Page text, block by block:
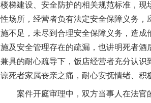
楼梯建设、安全防护的相关规范标准，
性场所，经营者负有法定安全保障义务
施不足，未尽到合理安全保障义务，造
施及安全管理存在的疏漏，也讲明死者
兼具的耐心疏导下，饭店经营者充分认
谅死者家属丧亲之痛，耐心安抚情绪、积
案件开庭审理中，双方当事人在法官
网上购药对药下症？